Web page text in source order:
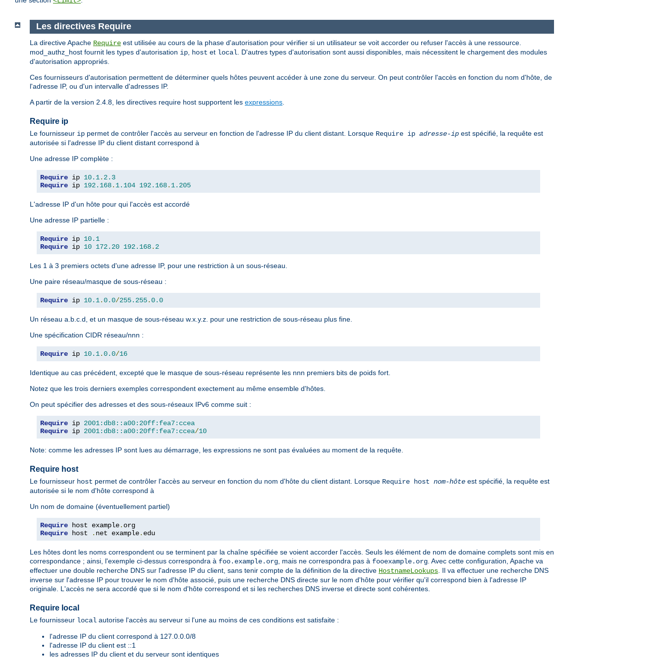
Les directives Require
La directive Apache Require est utilisée au cours de la phase d'autorisation pour vérifier si un utilisateur se voit accorder ou refuser l'accès à une ressource.
mod_authz_host fournit les types d'autorisation ip host et local . D'autres types d'autorisation sont aussi disponibles, mais nécessitent le chargement des modules
d'autorisation appropriés.
Ces fournisseurs d'autorisation permettent de déterminer quels hôtes peuvent accéder à une zone du serveur. On peut contrôler l'accès en fonction du nom d'hôte, de
l'adresse IP, ou d'un intervalle d'adresses IP.
A partir de la version 2.4.8, les directives require host supportent les expressions
Require ip
Le fournisseur ip permet de contrôler l'accès au serveur en fonction de l'adresse IP du client distant. Lorsque Require ip adresse-ip est spécifié, la requête est
autorisée si l'adresse IP du client distant correspond à
Une adresse IP complète :
Require ip 10.1. 2.3
Require ip 192.168. 1.104 192.168. 1.205
L'adresse IP d'un hôte pour qui l'accès est accordé
Une adresse IP partielle :
Require ip 10.1
Require ip 10 172.20 192.168. 2
Les 1 à 3 premiers octets d'une adresse IP, pour une restriction à un sous-réseau.
Une paire réseau/masque de sous-réseau :
Require ip 10.1.0.0/255.255.0.0
Un réseau a.b.c.d, et un masque de sous-réseau w.x.y.z. pour une restriction de sous-réseau plus fine.
Une spécification CIDR réseau/nnn :
Require ip 10.1.0.0/16
Identique au cas précédent, excepté que le masque de sous-réseau représente les nnn premiers bits de poids fort.
Notez que les trois derniers exemples correspondent exectement au même ensemble d'hôtes.
On peut spécifier des adresses et des sous-réseaux IPv6 comme suit :
Require ip 2001:db8::a00:20ff:fea7:ccea
Require ip 2001:db8::a00:20ff:fea7:ccea/10
Note: comme les adresses IP sont lues au démarrage, les expressions ne sont pas évaluées au moment de la requête.
Require host
Le fournisseur host permet de contrôler l'accès au serveur en fonction du nom d'hôte du client distant. Lorsque Require host nom-hôte est spécifié, la requête est
autorisée si le nom d'hôte correspond à
Un nom de domaine (éventuellement partiel)
Require host example.
Require host . net example. edu
Les hôtes dont les noms correspondent ou se terminent par la chaîne spécifiée se voient accorder l'accès. Seuls les élément de nom de domaine complets sont mis en
correspondance ; ainsi, l'exemple ci-dessus correspondra à foo.example.org, mais ne correspondra pas à fooexample.org. Avec cette configuration, Apache va
effectuer une double recherche DNS sur l'adresse IP du client, sans tenir compte de la définition de la directive HostnameLookups. Il va effectuer une recherche DNS
inverse sur l'adresse IP pour trouver le nom d'hôte associé, puis une recherche DNS directe sur le nom d'hôte pour vérifier qu'il correspond bien à l'adresse IP
originale. L'accès ne sera accordé que si le nom d'hôte correspond et si les recherches DNS inverse et directe sont cohérentes.
Require local
Le fournisseur local autorise l'accès au serveur si l'une au moins de ces conditions est satisfaite :
l'adresse IP du client correspond à 127.0.0.0/8
l'adresse IP du client est ::1
les adresses IP du client et du serveur sont identiques